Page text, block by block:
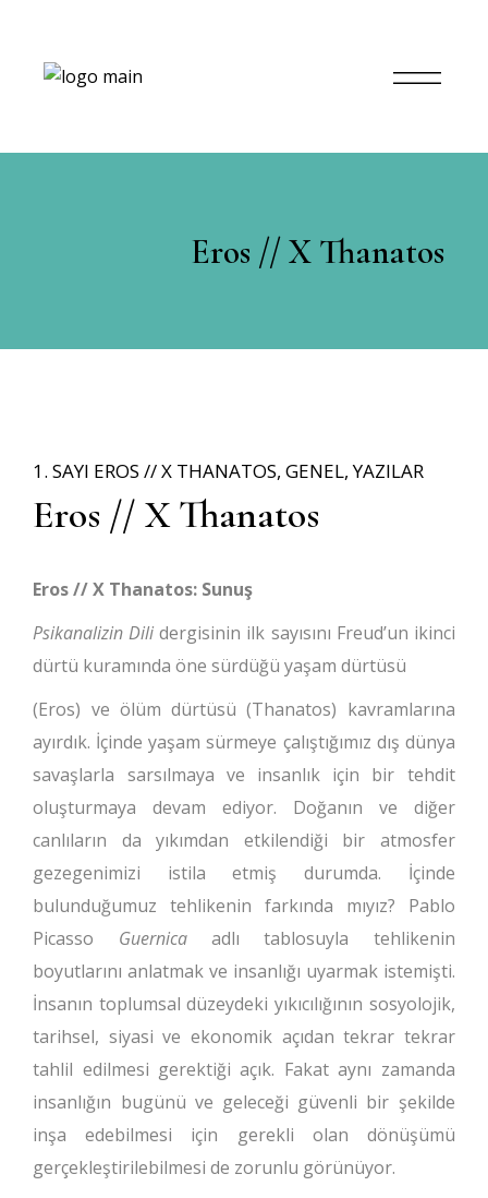
Eros // X Thanatos
1. SAYI EROS // X THANATOS,GENEL,YAZILAR
Eros // X Thanatos
Eros // X Thanatos: Sunuş
Psikanalizin Dili dergisinin ilk sayısını Freud’un ikinci
dürtü kuramında öne sürdüğü yaşam dürtüsü
(Eros) ve ölüm dürtüsü (Thanatos) kavramlarına
ayırdık. İçinde yaşam sürmeye çalıştığımız dış dünya
savaşlarla sarsılmaya ve insanlık için bir tehdit
oluşturmaya devam ediyor. Doğanın ve diğer
canlıların da yıkımdan etkilendiği bir atmosfer
gezegenimizi istila etmiş durumda. İçinde
bulunduğumuz tehlikenin farkında mıyız? Pablo
Picasso Guernica adlı tablosuyla tehlikenin
boyutlarını anlatmak ve insanlığı uyarmak istemişti.
İnsanın toplumsal düzeydeki yıkıcılığının sosyolojik,
tarihsel, siyasi ve ekonomik açıdan tekrar tekrar
tahlil edilmesi gerektiği açık. Fakat aynı zamanda
insanlığın bugünü ve geleceği güvenli bir şekilde
inşa edebilmesi için gerekli olan dönüşümü
gerçekleştirilebilmesi de zorunlu görünüyor.